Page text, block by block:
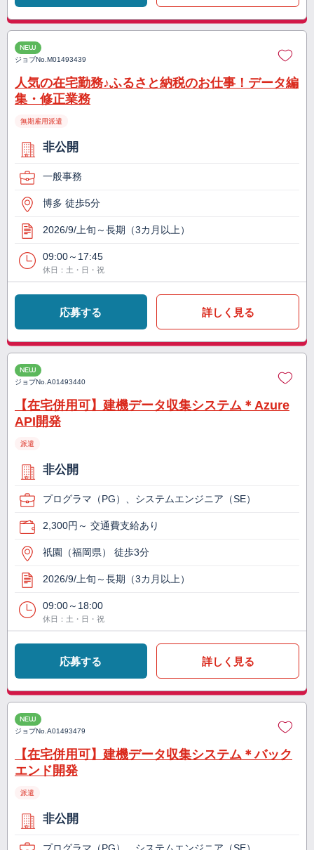
NEW
ジョブNo.M01493439
人気の在宅勤務♪ふるさと納税のお仕事！データ編
集・修正業務
無期雇用派遣
非公開
一般事務
博多 徒歩5分
2026/9/上旬～長期（3カ月以上）
09:00～17:45
休日：土・日・祝
応募する 詳しく見る
NEW
ジョブNo.A01493440
【在宅併用可】建機データ収集システム＊Azure
API開発
派遣
非公開
プログラマ（PG）、システムエンジニア（SE）
2,300円～ 交通費支給あり
祇園（福岡県） 徒歩3分
2026/9/上旬～長期（3カ月以上）
09:00～18:00
休日：土・日・祝
応募する 詳しく見る
NEW
ジョブNo.A01493479
【在宅併用可】建機データ収集システム＊バック
エンド開発
派遣
非公開